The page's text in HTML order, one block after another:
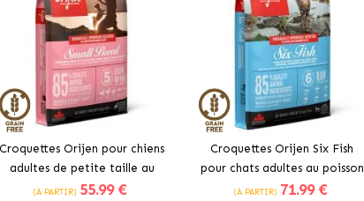
Croquettes Orijen pour chiens
adultes de petite taille au
dinde et poulet
(À PARTIR) 55.99 €
Croquettes Orijen Six Fish
pour chats adultes au poisson
(À PARTIR) 71.99 €